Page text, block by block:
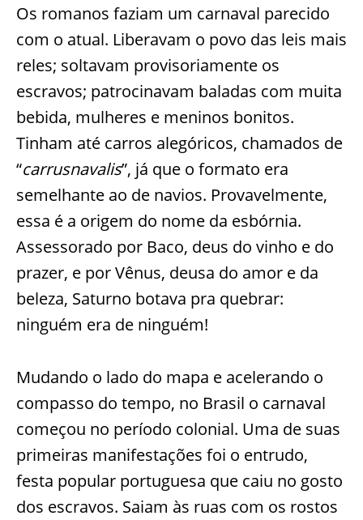
Os romanos faziam um carnaval parecido
com o atual. Liberavam o povo das leis mais
reles; soltavam provisoriamente os
escravos; patrocinavam baladas com muita
bebida, mulheres e meninos bonitos.
Tinham até carros alegóricos, chamados de
“carrusnavalis”, já que o formato era
semelhante ao de navios. Provavelmente,
essa é a origem do nome da esbórnia.
Assessorado por Baco, deus do vinho e do
prazer, e por Vênus, deusa do amor e da
beleza, Saturno botava pra quebrar:
ninguém era de ninguém!
Mudando o lado do mapa e acelerando o
compasso do tempo, no Brasil o carnaval
começou no período colonial. Uma de suas
primeiras manifestações foi o entrudo,
festa popular portuguesa que caiu no gosto
dos escravos. Saiam às ruas com os rostos